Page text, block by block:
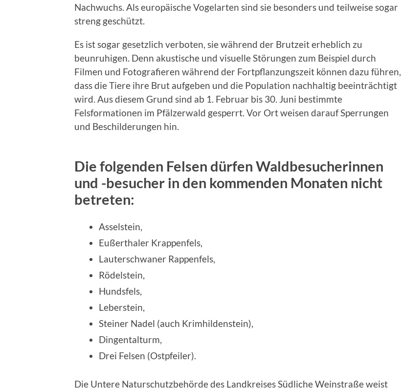
Nachwuchs. Als europäische Vogelarten sind sie besonders und teilweise sogar
streng geschützt.
Es ist sogar gesetzlich verboten, sie während der Brutzeit erheblich zu
beunruhigen. Denn akustische und visuelle Störungen zum Beispiel durch
Filmen und Fotografieren während der Fortpflanzungszeit können dazu führen,
dass die Tiere ihre Brut aufgeben und die Population nachhaltig beeinträchtigt
wird. Aus diesem Grund sind ab 1. Februar bis 30. Juni bestimmte
Felsformationen im Pfälzerwald gesperrt. Vor Ort weisen darauf Sperrungen
und Beschilderungen hin.
Die folgenden Felsen dürfen Waldbesucherinnen
und -besucher in den kommenden Monaten nicht
betreten:
Asselstein,
Eußerthaler Krappenfels,
Lauterschwaner Rappenfels,
Rödelstein,
Hundsfels,
Leberstein,
Steiner Nadel (auch Krimhildenstein),
Dingentalturm,
Drei Felsen (Ostpfeiler).
Die Untere Naturschutzbehörde des Landkreises Südliche Weinstraße weist